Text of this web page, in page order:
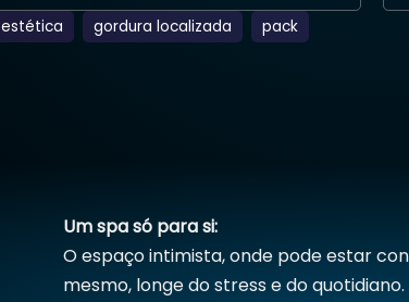
estética gordura localizada pack
Um spa só para si:
O espaço intimista, onde pode estar
mesmo, longe do stress e do quotidiano.